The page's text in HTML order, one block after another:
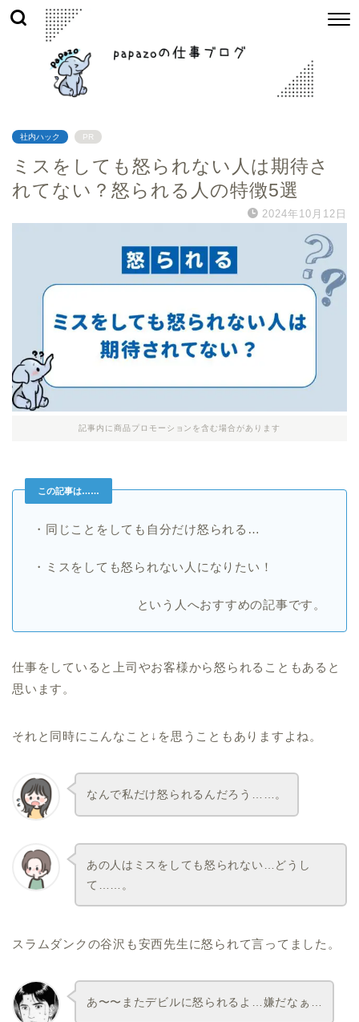
社内ハック PR
ミスをしても怒られない人は期待さ
れてない？怒られる人の特徴5選
2024年10月12日
記事内に商品プロモーションを含む場合があります
この記事は……
・同じことをしても自分だけ怒られる…
・ミスをしても怒られない人になりたい！
という人へおすすめの記事です。
仕事をしていると上司やお客様から怒られることもあると
思います。
それと同時にこんなこと↓を思うこともありますよね。
なんで私だけ怒られるんだろう……。
あの人はミスをしても怒られない…どうし
て……。
スラムダンクの谷沢も安西先生に怒られて言ってました。
あ〜〜またデビルに怒られるよ…嫌だなぁ…